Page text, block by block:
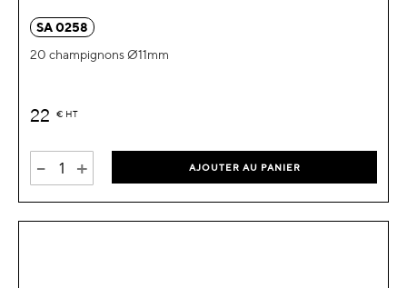
SA 0258
20 champignons Ø11mm
22 € HT
- + AJOUTER AU PANIER